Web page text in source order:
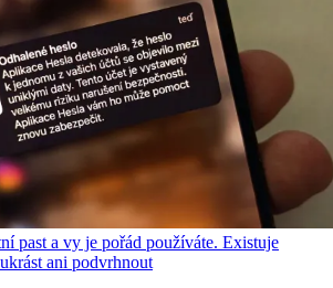
past a vy je pořád používáte. Existuje
ani podvrhnout